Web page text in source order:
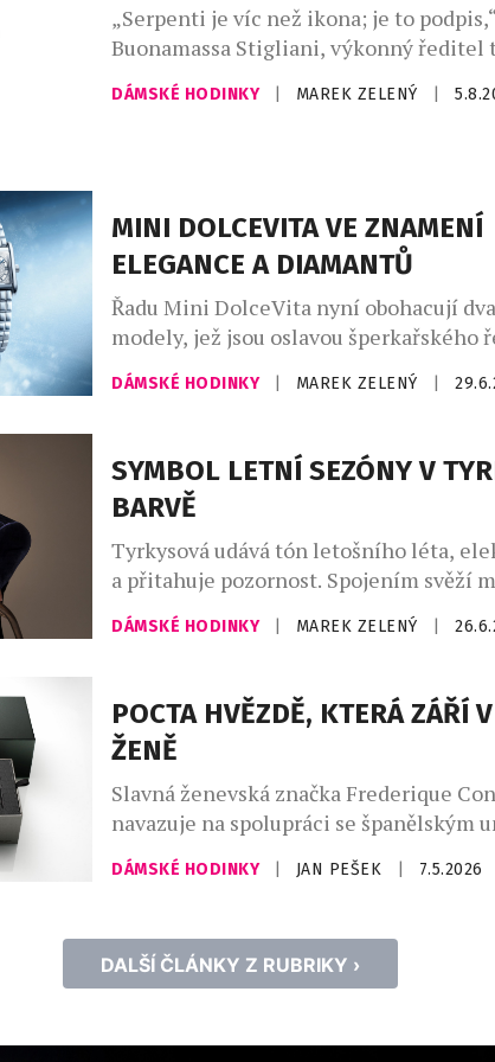
„Serpenti je víc než ikona; je to
Buonamassa Stigliani, výkonný ředitel
produktů Bvlgari. Had se svým
dlouhodobě fascinuje klenotnický dům,
římských šperků, které nosila
znovu proměňuje […]
DÁMSKÉ HODINKY MAREK ZELENÝ
MINI DOLCEVITA VE ZNAMENÍ
ELEGANCE A DIAMANTŮ
Řadu Mini DolceVita nyní obohacují dva
modely, jež jsou oslavou šperkařského
Longines totiž vůbec poprvé ozdobil
číselník této kolekce 163 diamanty
doplňují perleťové prvky, které
celku. Novinky jsou ukázkou
a smyslu pro detail, jimiž se značka
dlouhodobě právem pyšní. Tyto […]
DÁMSKÉ HODINKY MAREK ZELENÝ
SYMBOL LETNÍ SEZÓNY V
BARVĚ
Tyrkysová udává tón letošního léta,
a přitahuje pozornost. Spojením svěží
čistoty a slunné smyslnosti z ní značka
Constant učinila podpis svého nového
vytříbená. Neodolatelně smyslná.
barvou, která letos v létě nesmí chybět.
opálené pokožce a připomíná křišťálově
[…]
DÁMSKÉ HODINKY MAREK ZELENÝ
POCTA HVĚZDĚ, KTERÁ ZÁŘÍ V
ŽENĚ
Slavná ženevská značka Frederique
navazuje na spolupráci se španělským
Felipaem a představuje limitovanou
Carrée Felipao – Blush Edition. Tento
fuchsiová, a čistá kompozice bez
Číselník tvoří struktura vnořených
DÁMSKÉ HODINKY JAN PEŠEK 7.5.2026
DALŠÍ ČLÁNKY Z RUBRIKY ›